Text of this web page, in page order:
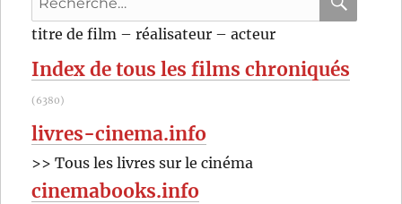
pour
titre de film – réalisateur – acteur
Index de tous les films chroniqués
(6380)
livres-cinema.info
>> Tous les livres sur le cinéma
cinemabooks.info